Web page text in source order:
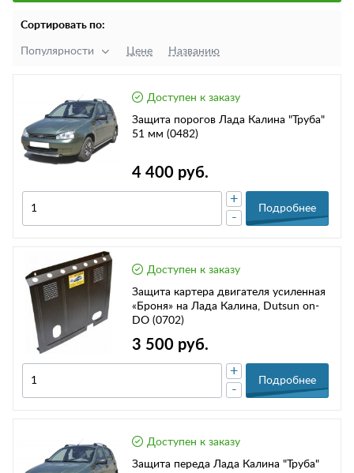
Сортировать по:
Популярности Цене Названию
Доступен к заказу
Защита порогов Лада Калина "Труба"
51 мм (0482)
4 400 руб.
-
+
Подробнее
Доступен к заказу
Защита картера двигателя усиленная
«Броня» на Лада Калина, Dutsun on-
DO (0702)
3 500 руб.
-
+
Подробнее
Доступен к заказу
Защита переда Лада Калина "Труба"